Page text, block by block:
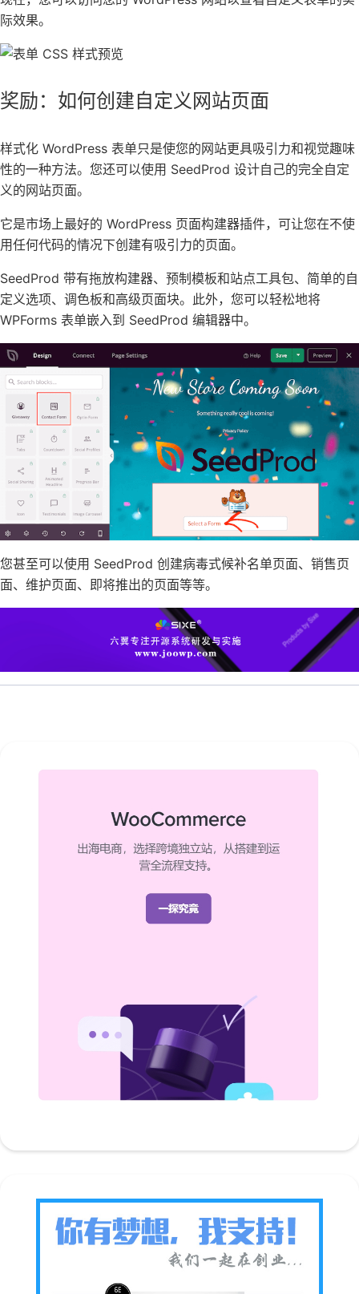
际效果。
奖励：如何创建自定义网站页面
样式化 WordPress 表单只是使您的网站更具吸引力和视觉趣味
性的一种方法。您还可以使用 SeedProd 设计自己的完全自定
义的网站页面。
它是市场上最好的 WordPress 页面构建器插件，可让您在不使
用任何代码的情况下创建有吸引力的页面。
SeedProd 带有拖放构建器、预制 模板和站点工具包、简单的自
定义选项、调色板和高级页面块。此外，您可以轻松地将
WPForms 表单嵌入到 SeedProd 编辑器中。
您甚至可以使用 SeedProd 创建病毒式候补名单页面、销售页
面、维护页面、即将推出的页面等等。